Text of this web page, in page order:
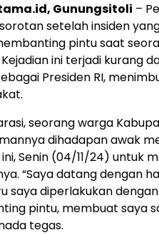
Gunungsitoli –
setelah insiden
pintu saat
ini terjadi kurang
Presiden RI,
seorang warga
dihadapan awak
ini, Senin (04/11/24) untuk
“Saya datang dengan
saya diperlakukan
pintu, membuat saya
tegas.